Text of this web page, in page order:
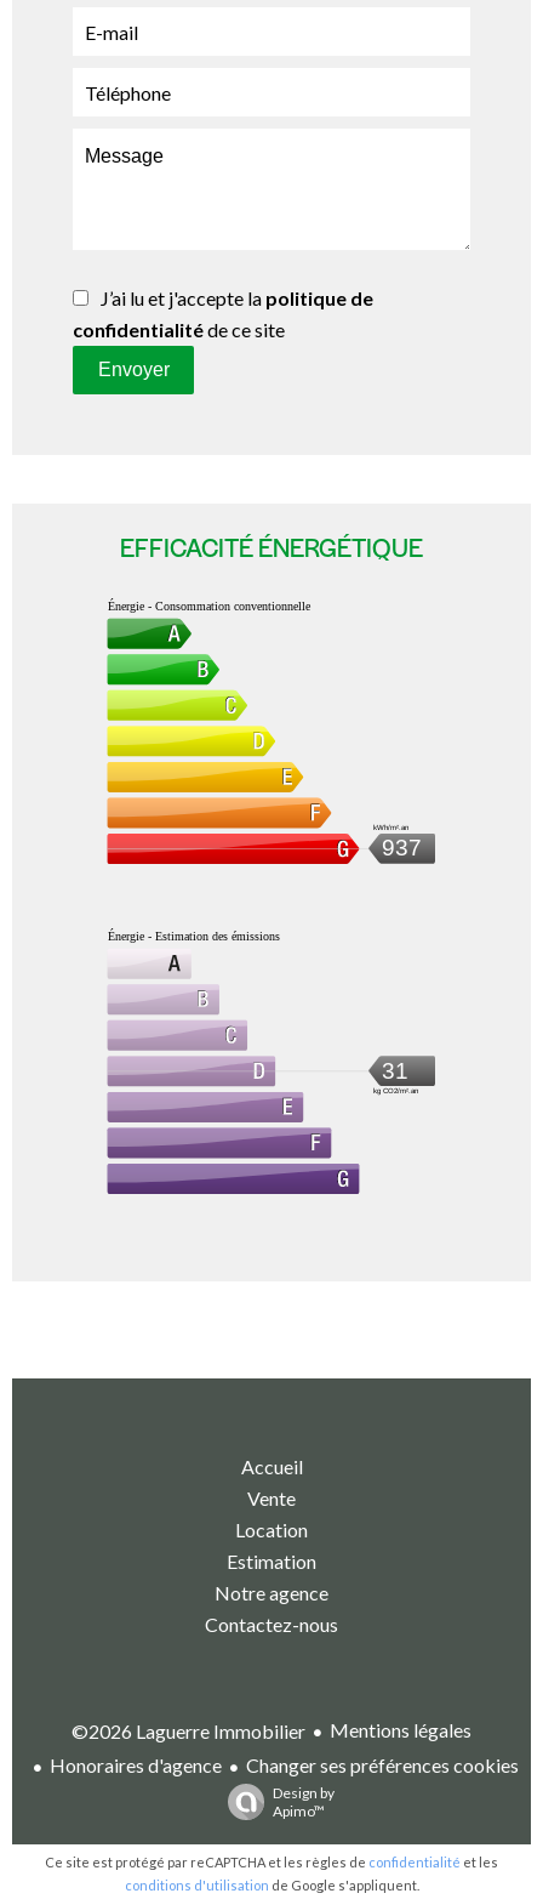
J’ai lu et j'accepte la politique de
confidentialitéde ce site
Envoyer
EFFICACITÉ ÉNERGÉTIQUE
Énergie - Consommation conventionnelle
937
kWh/m².an
Énergie - Estimation des émissions
31
kg CO2/m².an
Accueil
Vente
Location
Estimation
Notre agence
Contactez-nous
©2026 Laguerre Immobilier
Mentions légales
Honoraires d'agence
Changer ses préférences cookies
Design by
Apimo™
Ce site est protégé par reCAPTCHA et les règles de confidentialité et les
conditions d'utilisation de Google s'appliquent.